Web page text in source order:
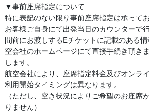
▼事前座席指定について
特に表記のない限り事前座席指定は承ってお
お客様ご自身にて出発当日のカウンターで
間前にお渡しするEチケットに記載のある
空会社のホームページにて直接手続き頂き
します。
航空会社により、座席指定料金及びオンラ
利用開始タイミングは異なります。
（ただし、空き状況によりご希望のお座席
りません）